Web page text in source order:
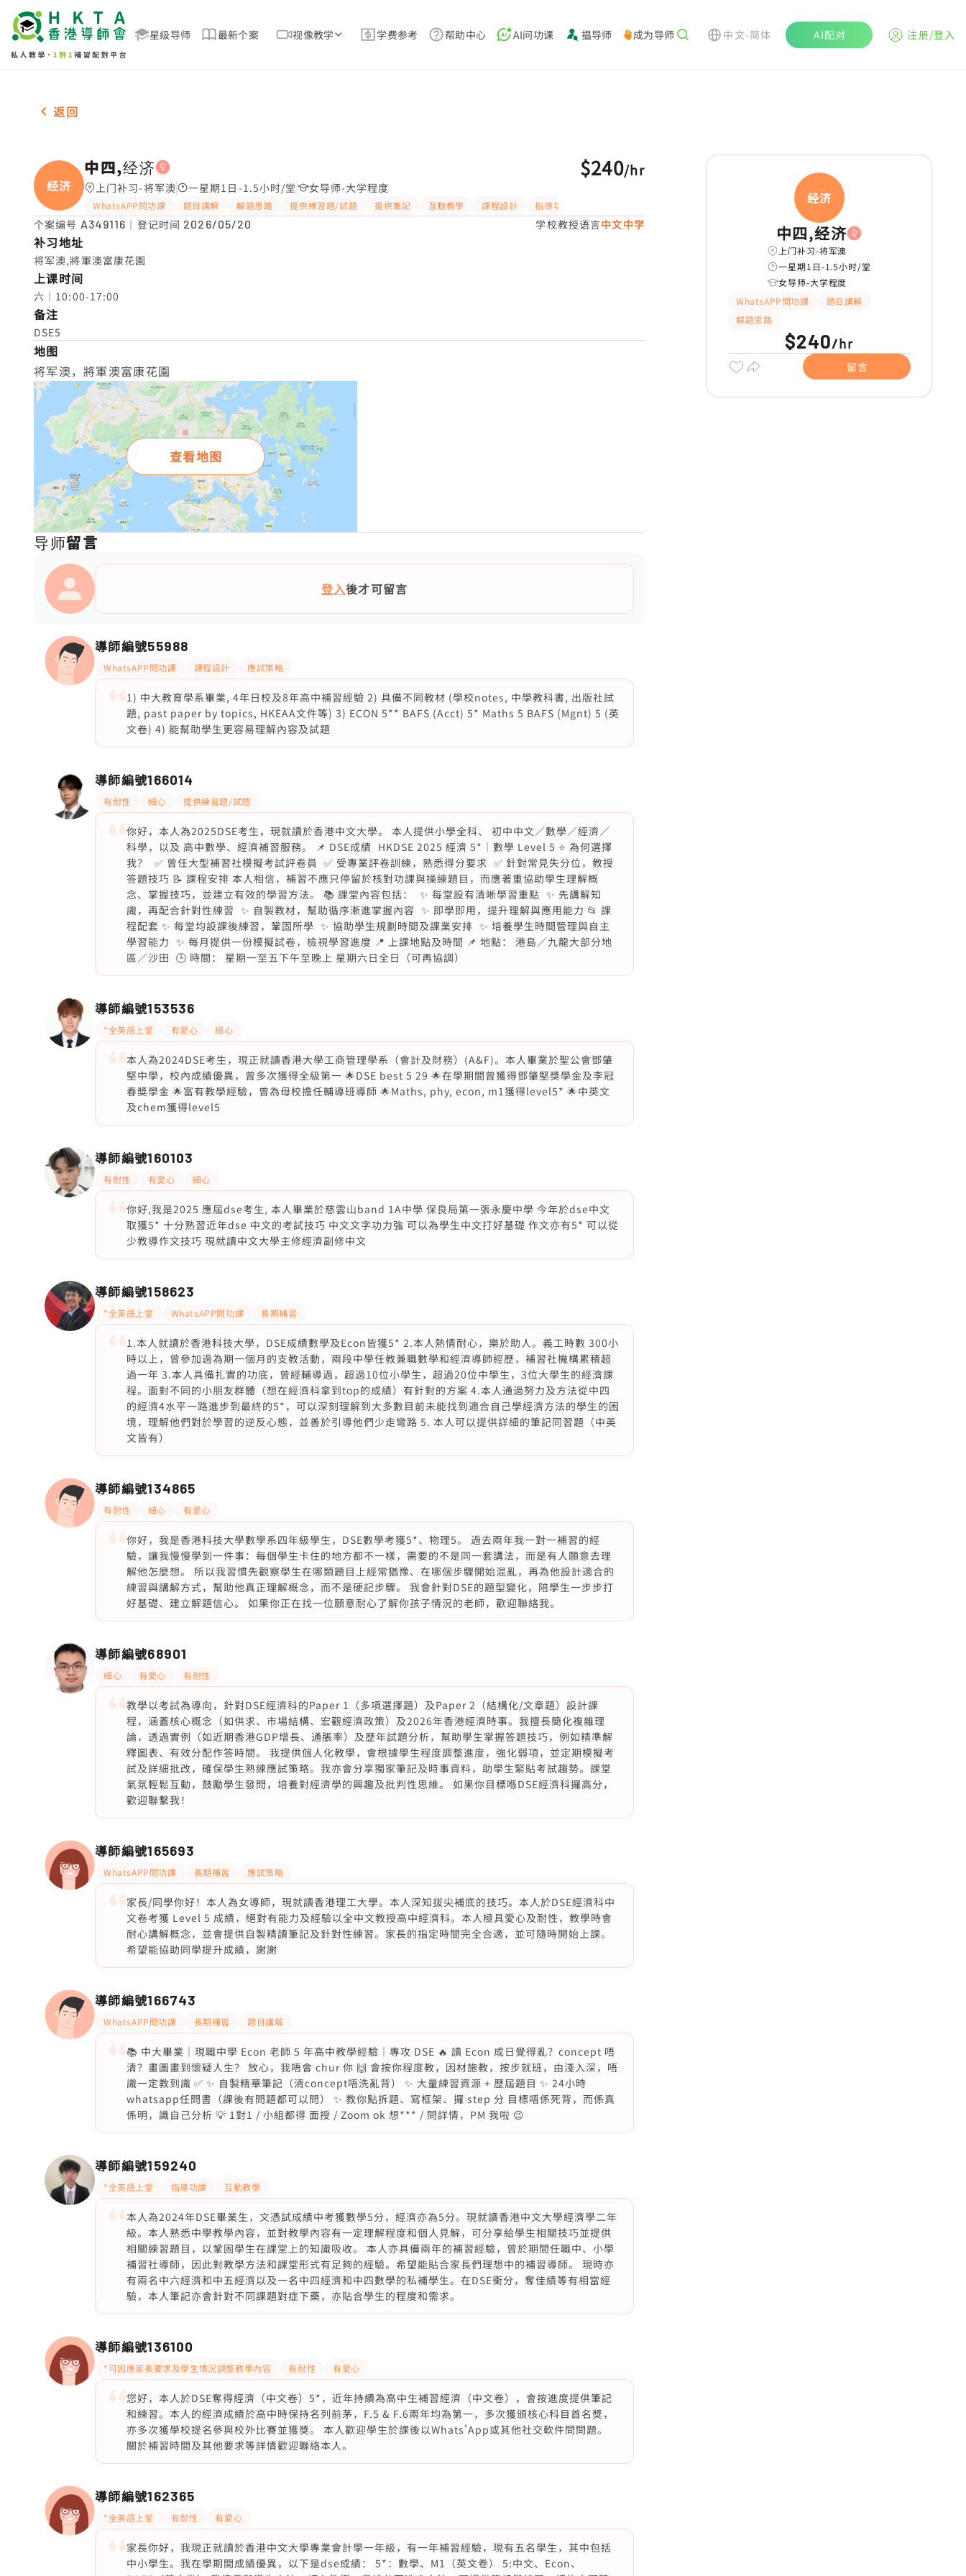
星级导师 最新个案 视像教学 学费参考 帮助中心 AI问功课 揾导师 成为导师 中文-简体 AI配对 注册/登入
女-1名 中四,经济，将军澳 补习推介
返回
经济
中四,经济
上门补习-将军澳 一星期1日-1.5小时/堂 女导师-大学程度
WhatsAPP問功課 題目講解 解題思路 提供練習題/試題 提供筆記 互動教學 課程設計 指導功課
$240/hr
个案编号 A349116 ｜登记时间 2026/05/20 学校教授语言中文中学
补习地址
将军澳,將軍澳富康花園
上课时间
六｜10:00-17:00
备注
DSE5
地图
将军澳，將軍澳富康花園
查看地图
导师留言
登入後才可留言
導師編號55988
WhatsAPP問功課 課程設計 應試策略
1) 中大教育學系畢業, 4年日校及8年高中補習經驗 2) 具備不同教材 (學校notes, 中學教科書, 出版社試
題, past paper by topics, HKEAA文件等) 3) ECON 5** BAFS (Acct) 5* Maths 5 BAFS (Mgnt) 5 (英
文卷) 4) 能幫助學生更容易理解內容及試題
導師編號166014
有耐性 細心 提供練習題/試題
你好，本人為2025DSE考生，現就讀於香港中文大學。 本人提供小學全科、 初中中文／數學／經濟／
科學，以及 高中數學、經濟補習服務。 📌 DSE成績 HKDSE 2025 經濟 5*｜數學 Level 5 ⭐ 為何選擇
我？ ✅ 曾任大型補習社模擬考試評卷員 ✅ 受專業評卷訓練，熟悉得分要求 ✅ 針對常見失分位，教授
答題技巧 📝 課程安排 本人相信，補習不應只停留於核對功課與操練題目，而應著重協助學生理解概
念、掌握技巧，並建立有效的學習方法。 📚 課堂內容包括： ✨ 每堂設有清晰學習重點 ✨ 先講解知
識，再配合針對性練習 ✨ 自製教材，幫助循序漸進掌握內容 ✨ 即學即用，提升理解與應用能力 📂 課
程配套 ✨ 每堂均設課後練習，鞏固所學 ✨ 協助學生規劃時間及課業安排 ✨ 培養學生時間管理與自主
學習能力 ✨ 每月提供一份模擬試卷，檢視學習進度 📍 上課地點及時間 📌 地點： 港島／九龍大部分地
區／沙田 🕒 時間： 星期一至五下午至晚上 星期六日全日（可再協調）
導師編號153536
*全英語上堂 有愛心 細心
本人為2024DSE考生，現正就讀香港大學工商管理學系（會計及財務）(A&F)。本人畢業於聖公會鄧肇
堅中學，校內成績優異，曾多次獲得全級第一 🌟DSE best 5 29 🌟在學期間曾獲得鄧肇堅獎學金及李冠
春獎學金 🌟富有教學經驗，曾為母校擔任輔導班導師 🌟Maths, phy, econ, m1獲得level5* 🌟中英文
及chem獲得level5
導師編號160103
有耐性 有愛心 細心
你好,我是2025 應屆dse考生, 本人畢業於慈雲山band 1A中學 保良局第一張永慶中學 今年於dse中文
取獲5* 十分熟習近年dse 中文的考試技巧 中文文字功力強 可以為學生中文打好基礎 作文亦有5* 可以從
少教導作文技巧 現就讀中文大學主修經濟副修中文
導師編號158623
*全英語上堂 WhatsAPP問功課 長期補習
1.本人就讀於香港科技大學，DSE成績數學及Econ皆獲5* 2.本人熱情耐心，樂於助人。義工時數 300小
時以上，曾參加過為期一個月的支教活動，兩段中學任教兼職數學和經濟導師經歷，補習社機構累積超
過一年 3.本人具備扎實的功底，曾經輔導過，超過10位小學生，超過20位中學生，3位大學生的經濟課
程。面對不同的小朋友群體（想在經濟科拿到top的成績）有針對的方案 4.本人通過努力及方法從中四
的經濟4水平一路進步到最終的5*，可以深刻理解到大多數目前未能找到適合自己學經濟方法的學生的困
境，理解他們對於學習的逆反心態，並善於引導他們少走彎路 5. 本人可以提供詳細的筆記同習題（中英
文皆有）
導師編號134865
有耐性 細心 有愛心
你好，我是香港科技大學數學系四年級學生，DSE數學考獲5*、物理5。 過去兩年我一對一補習的經
驗，讓我慢慢學到一件事：每個學生卡住的地方都不一樣，需要的不是同一套講法，而是有人願意去理
解他怎麼想。 所以我習慣先觀察學生在哪類題目上經常猶豫、在哪個步驟開始混亂，再為他設計適合的
練習與講解方式，幫助他真正理解概念，而不是硬記步驟。 我會針對DSE的題型變化，陪學生一步步打
好基礎、建立解題信心。 如果你正在找一位願意耐心了解你孩子情況的老師，歡迎聯絡我。
導師編號68901
細心 有愛心 有耐性
教學以考試為導向，針對DSE經濟科的Paper 1（多項選擇題）及Paper 2（結構化/文章題）設計課
程，涵蓋核心概念（如供求、市場結構、宏觀經濟政策）及2026年香港經濟時事。我擅長簡化複雜理
論，透過實例（如近期香港GDP增長、通脹率）及歷年試題分析，幫助學生掌握答題技巧，例如精準解
釋圖表、有效分配作答時間。 我提供個人化教學，會根據學生程度調整進度，強化弱項，並定期模擬考
試及詳細批改，確保學生熟練應試策略。我亦會分享獨家筆記及時事資料，助學生緊貼考試趨勢。課堂
氣氛輕鬆互動，鼓勵學生發問，培養對經濟學的興趣及批判性思維。 如果你目標喺DSE經濟科攞高分，
歡迎聯繫我！
導師編號165693
WhatsAPP問功課 長期補習 應試策略
家長/同學你好！本人為女導師，現就讀香港理工大學。本人深知拔尖補底的技巧。本人於DSE經濟科中
文卷考獲 Level 5 成績，絕對有能力及經驗以全中文教授高中經濟科。本人極具愛心及耐性，教學時會
耐心講解概念，並會提供自製精讀筆記及針對性練習。家長的指定時間完全合適，並可隨時開始上課。
希望能協助同學提升成績，謝謝
導師編號166743
WhatsAPP問功課 長期補習 題目講解
📚 中大畢業｜現職中學 Econ 老師 5 年高中教學經驗｜專攻 DSE 🔥 讀 Econ 成日覺得亂？concept 唔
清？畫圖畫到懷疑人生？ 放心，我唔會 chur 你 🙌 會按你程度教，因材施教，按步就班，由淺入深，唔
識一定教到識 ✅ ✨ 自製精華筆記（清concept唔洗亂背） ✨ 大量練習資源 + 歷屆題目 ✨ 24小時
whatsapp任問書（課後有問題都可以問） ✨ 教你點拆題、寫框架、攞 step 分 目標唔係死背，而係真
係明，識自己分析 💡 1對1 / 小組都得 面授 / Zoom ok 想*** / 問詳情，PM 我啦 😉
導師編號159240
*全英語上堂 指導功課 互動教學
本人為2024年DSE畢業生，文憑試成績中考獲數學5分，經濟亦為5分。現就讀香港中文大學經濟學二年
級。本人熟悉中學教學內容，並對教學內容有一定理解程度和個人見解，可分享給學生相關技巧並提供
相關練習題目，以鞏固學生在課堂上的知識吸收。 本人亦具備兩年的補習經驗，曾於期間任職中、小學
補習社導師，因此對教學方法和課堂形式有足夠的經驗。希望能貼合家長們理想中的補習導師。 現時亦
有兩名中六經濟和中五經濟以及一名中四經濟和中四數學的私補學生。在DSE衝分，奪佳績等有相當經
驗，本人筆記亦會針對不同課題對症下藥，亦貼合學生的程度和需求。
導師編號136100
*可因應家長要求及學生情況調整教學內容 有耐性 有愛心
您好，本人於DSE奪得經濟（中文卷）5*，近年持續為高中生補習經濟（中文卷），會按進度提供筆記
和練習。本人的經濟成績於高中時保持名列前茅，F.5 & F.6兩年均為第一，多次獲頒核心科目首名獎，
亦多次獲學校提名參與校外比賽並獲獎。 本人歡迎學生於課後以Whats'App或其他社交軟件問問題。
關於補習時間及其他要求等詳情歡迎聯絡本人。
導師編號162365
*全英語上堂 有耐性 有愛心
家長你好，我現正就讀於香港中文大學專業會計學一年級，有一年補習經驗，現有五名學生，其中包括
中小學生。我在學期間成績優異，以下是dse成績： 5*：數學、M1（英文卷） 5:中文、Econ、
经济
中四,经济
上门补习-将军澳
一星期1日-1.5小时/堂
女导师-大学程度
WhatsAPP問功課
題目講解
解題思路
$240/hr
留言